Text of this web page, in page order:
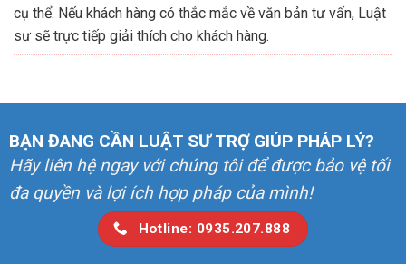
cụ thể. Nếu khách hàng có thắc mắc về văn bản tư vấn, Luật
sư sẽ trực tiếp giải thích cho khách hàng.
BẠN ĐANG CẦN LUẬT SƯ TRỢ GIÚP PHÁP LÝ?
Hãy liên hệ ngay với chúng tôi để được bảo vệ tối
đa quyền và lợi ích hợp pháp của mình!
Hotline: 0935.207.888